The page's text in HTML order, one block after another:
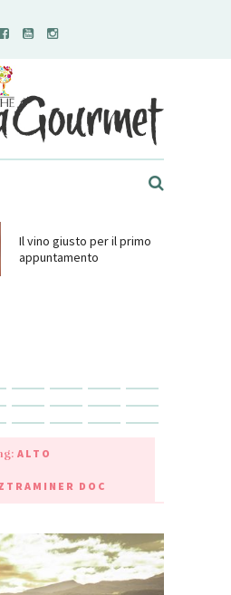
Il vino giusto per il primo
appuntamento
ALTO
DOC